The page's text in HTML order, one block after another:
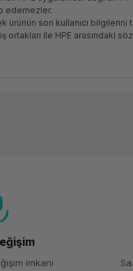
edemezler.
ürünün son kullanıcı
ortakları ile HPE arasındaki
imkanı